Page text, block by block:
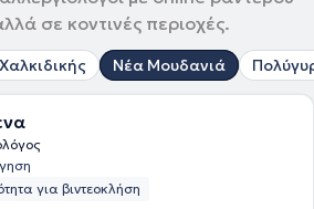
σε κοντινές περιοχές.
Νέα Μουδανιά
για βιντεοκλήση